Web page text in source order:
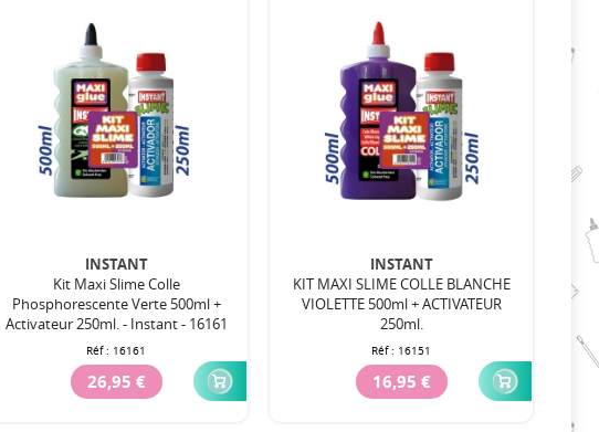
INSTANT
Kit Maxi Slime Colle
Phosphorescente Verte 500ml +
Activateur 250ml. - Instant - 16161
Réf : 16161
26,95 €
INSTANT
KIT MAXI SLIME COLLE BLANCHE
VIOLETTE 500ml + ACTIVATEUR
250ml.
Réf : 16151
16,95 €